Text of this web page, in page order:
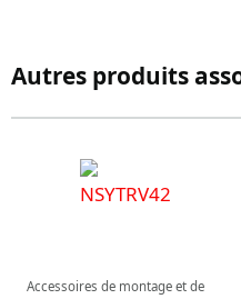
Autres produits
Accessoires de montage et de